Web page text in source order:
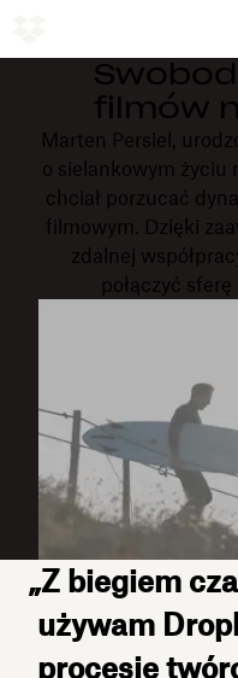
filmów
Marten Persiel,
o sielankowym życiu
chciał porzucać
filmowym. Dzięki
zdalnej
połączyć
„Z biegiem
używam
procesie